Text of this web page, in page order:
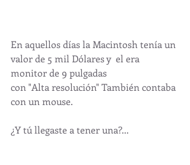
En aquellos días la Macintosh tenía un
valor de 5 mil Dólares y  el era
monitor de 9 pulgadas
con "Alta resolución" También contaba
con un mouse.
¿Y tú llegaste a tener una?...